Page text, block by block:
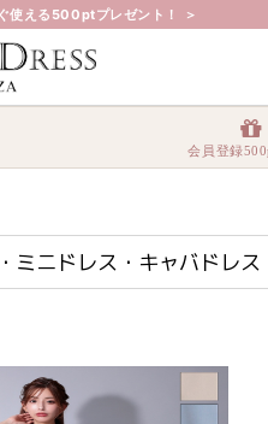
使える500ptプレゼント！ ＞
会員登録
・キャバドレス《送料＆代引き手数
ニドレス・キャバドレス